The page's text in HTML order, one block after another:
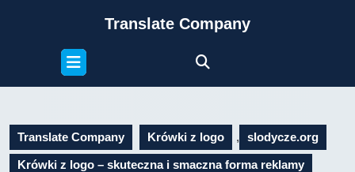
Translate Company
Open
Button
Translate Company Krówki z logo , slodycze.org
Krówki z logo – skuteczna i smaczna forma reklamy